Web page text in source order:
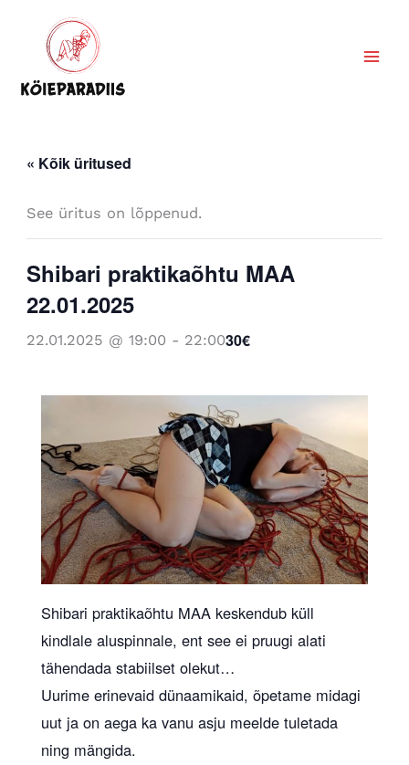
content
« Kõik üritused
See üritus on lõppenud.
Shibari praktikaõhtu MAA
22.01.2025
22.01.2025 @ 19:00 - 22:0030€
Shibari praktikaõhtu MAA keskendub küll
kindlale aluspinnale, ent see ei pruugi alati
tähendada stabiilset olekut…
Uurime erinevaid dünaamikaid, õpetame midagi
uut ja on aega ka vanu asju meelde tuletada
ning mängida.